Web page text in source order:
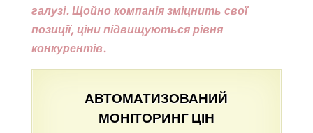
галузі. Щойно компанія зміцнить свої
позиції, ціни підвищуються рівня
конкурентів.
АВТОМАТИЗОВАНИЙ
МОНІТОРИНГ ЦІН